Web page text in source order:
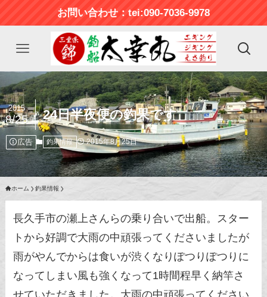
お問い合わせ：tei:090-7036-9978
24日半夜便の釣果です
2015
8/25
広告 釣果情報 2015年8月25日
ホーム 釣果情報
長久手市の瀬上さんらの乗り合いで出船。スター
トから好調で大雨の中頑張ってくださいましたが
雨がやんでからは食いが渋くなりぽつりぽつりに
なってしまい風も強くなって1時間程早く納竿さ
せていただきました。大雨の中頑張ってください